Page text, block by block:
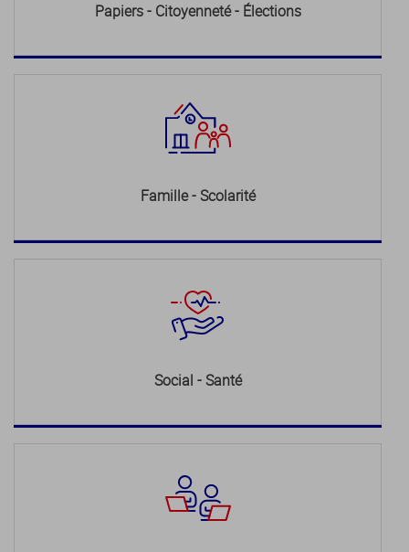
Papiers - Citoyenneté - Élections
Famille - Scolarité
Social - Santé